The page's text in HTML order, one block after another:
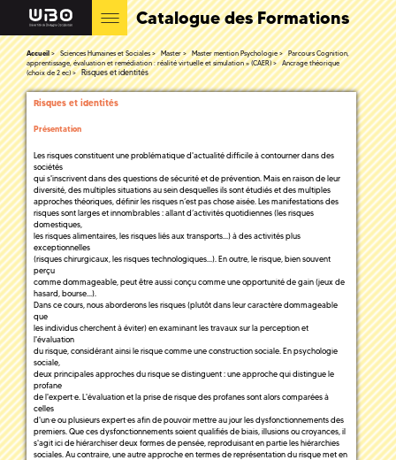
Catalogue des Formations
Accueil Sciences Humaines et Sociales Master Master mention Psychologie
Parcours Cognition,
apprentissage, évaluation et remédiation : réalité virtuelle et simulation » (CAER)
Ancrage théorique
(choix de 2 ec)
Risques et identités
Risques et identités
Présentation
Les risques constituent une problématique d'actualité difficile à contourner dans des
sociétés
qui s'inscrivent dans des questions de sécurité et de prévention. Mais en raison de leur
diversité, des multiples situations au sein desquelles ils sont étudiés et des multiples
approches théoriques, définir les risques n’est pas chose aisée. Les manifestations des
risques sont larges et innombrables : allant d’activités quotidiennes (les risques
domestiques,
les risques alimentaires, les risques liés aux transports…) à des activités plus
exceptionnelles
(risques chirurgicaux, les risques technologiques…). En outre, le risque, bien souvent
perçu
comme dommageable, peut être aussi conçu comme une opportunité de gain (jeux de
hasard, bourse…).
Dans ce cours, nous aborderons les risques (plutôt dans leur caractère dommageable
que
les individus cherchent à éviter) en examinant les travaux sur la perception et
l'évaluation
du risque, considérant ainsi le risque comme une construction sociale. En psychologie
sociale,
deux principales approches du risque se distinguent : une approche qui distingue le
profane
de l'expert·e. L'évaluation et la prise de risque des profanes sont alors comparées à
celles
d'un·e ou plusieurs expert·es afin de pouvoir mettre au jour les dysfonctionnements des
premiers. Que ces dysfonctionnements soient qualifiés de biais, illusions ou croyances, il
s'agit ici de hiérarchiser deux formes de pensée, reproduisant en partie les hiérarchies
sociales. Au contraire, une autre approche en termes de représentation du risque met en